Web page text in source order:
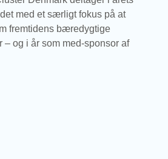
med et særligt fokus på at
fremtidens bæredygtige
– og i år som med-sponsor af